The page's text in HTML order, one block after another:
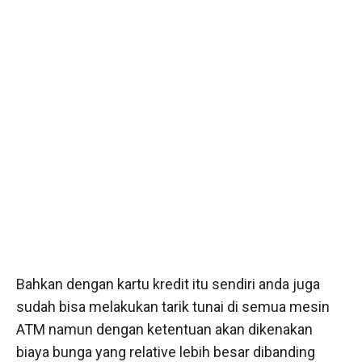
Bahkan dengan kartu kredit itu sendiri anda juga
sudah bisa melakukan tarik tunai di semua mesin
ATM namun dengan ketentuan akan dikenakan
biaya bunga yang relative lebih besar dibanding